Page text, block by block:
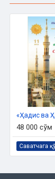
Емизиў
Төртинши бап
Разылық
Некениң рукн
Неке хутбасы
Мәҳр
Мәҳр гейде
Мәҳрдиң
Мәҳрге
48 000 сўм
Саватчага